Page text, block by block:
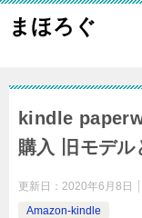
まほろぐ
kindle
購入 旧モデル
更新日： 2020年6月8日
Amazon-kindle